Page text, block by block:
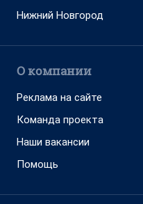
Нижний Новгород
О компании
Реклама на сайте
Команда проекта
Наши вакансии
Помощь